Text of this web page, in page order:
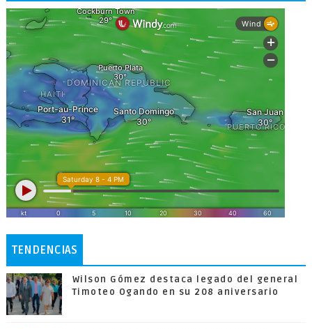
TENDENCIAS
Wilson Gómez destaca legado del general
Timoteo Ogando en su 208 aniversario